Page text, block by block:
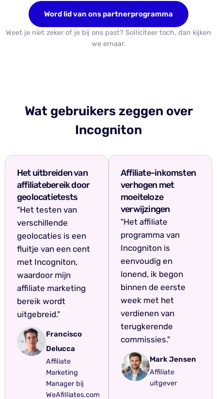
Word lid van ons partnerprogramma
Weet je niet zeker of je bij ons past? Solliciteer toch, dan kijken
we ernaar.
Wat gebruikers zeggen over
Incogniton
Het uitbreiden van
affiliatebereik door
geolocatietests
"Het testen van
verschillende
geolocaties is een
fluitje van een cent
met Incogniton,
waardoor mijn
affiliate marketing
bereik wordt
uitgebreid."
Francisco
Delucca
Affiliate
Marketing
Manager bij
WeAfilliates.com
Affiliate-inkomsten
verhogen met
moeiteloze
verwijzingen
"Het affiliate
programma van
Incogniton is
eenvoudig en
lonend, ik begon
binnen de eerste
week met het
verdienen van
terugkerende
commissies."
Mark Jensen
Affiliate
uitgever